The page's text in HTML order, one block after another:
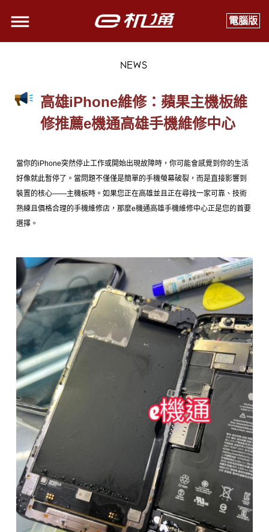
電腦版
NEWS
高雄iPhone維修：蘋果主機板維
修推薦e機通高雄手機維修中心
當你的iPhone突然停止工作或開始出現故障時，你可能會感覺到你的生活
好像就此暫停了。當問題不僅僅是簡單的手機螢幕破裂，而是直接影響到
裝置的核心——主機板時。如果您正在高雄並且正在尋找一家可靠、技術
熟練且價格合理的手機維修店，那麼e機通高雄手機維修中心正是您的首要
選擇。